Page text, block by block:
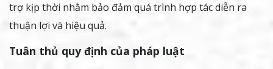
trợ kịp thời nhằm bảo đảm quá trình hợp tác diễn ra
thuận lợi và hiệu quả.
Tuân thủ quy định của pháp luật